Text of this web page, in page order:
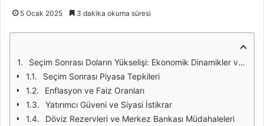
5 Ocak 2025 3 dakika okuma süresi
Seçim Sonrası Doların Yükselişi: Ekonomik Dinamikler ve Etkileri
Seçim Sonrası Piyasa Tepkileri
Enflasyon ve Faiz Oranları
Yatırımcı Güveni ve Siyasi İstikrar
Döviz Rezervleri ve Merkez Bankası Müdahaleleri